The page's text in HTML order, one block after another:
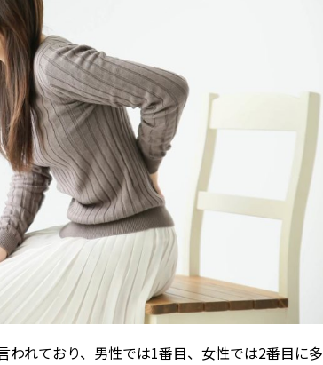
れており、男性では1番目、女性では2番目に多